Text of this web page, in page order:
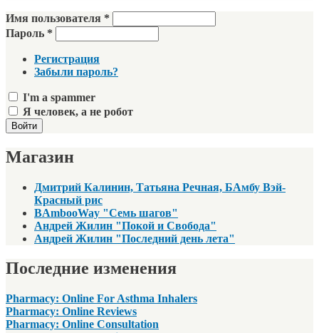
Имя пользователя *
Пароль *
Регистрация
Забыли пароль?
I'm a spammer
Я человек, а не робот
Магазин
Дмитрий Калинин, Татьяна Речная, БАмбу Вэй-
Красный рис
BAmbooWay "Семь шагов"
Андрей Жилин "Покой и Свобода"
Андрей Жилин "Последний день лета"
Последние изменения
Pharmacy: Online For Asthma Inhalers
Pharmacy: Online Reviews
Pharmacy: Online Consultation